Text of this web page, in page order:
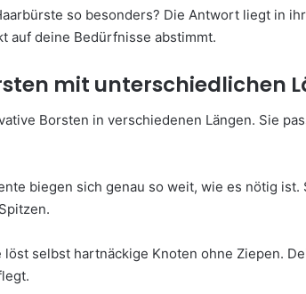
so besonders? Die Antwort liegt in
auf deine Bedürfnisse abstimmt.
mit unterschiedlichen
Borsten in verschiedenen Längen. Sie
biegen sich genau so weit, wie es nötig
löst selbst hartnäckige Knoten ohne Ziepen.